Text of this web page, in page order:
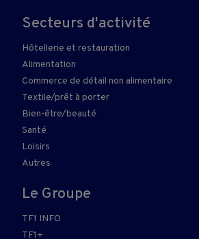
Secteurs d'activité
Hôtellerie et restauration
Alimentation
Commerce de détail non alimentaire
Textile/prêt à porter
Bien-être/beauté
Santé
Loisirs
Autres
Le Groupe
TF1 INFO
TF1+